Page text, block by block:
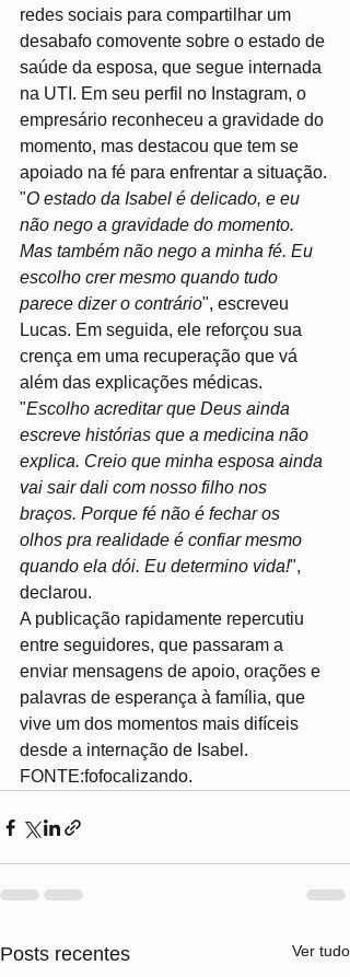
redes sociais para compartilhar um
desabafo comovente sobre o estado de
saúde da esposa, que segue internada
na UTI. Em seu perfil no Instagram, o
empresário reconheceu a gravidade do
momento, mas destacou que tem se
apoiado na fé para enfrentar a situação.
"O estado da Isabel é delicado, e eu
não nego a gravidade do momento.
Mas também não nego a minha fé. Eu
escolho crer mesmo quando tudo
parece dizer o contrário", escreveu
Lucas. Em seguida, ele reforçou sua
crença em uma recuperação que vá
além das explicações médicas.
"Escolho acreditar que Deus ainda
escreve histórias que a medicina não
explica. Creio que minha esposa ainda
vai sair dali com nosso filho nos
braços. Porque fé não é fechar os
olhos pra realidade é confiar mesmo
quando ela dói. Eu determino vida!",
declarou.
A publicação rapidamente repercutiu
entre seguidores, que passaram a
enviar mensagens de apoio, orações e
palavras de esperança à família, que
vive um dos momentos mais difíceis
desde a internação de Isabel.
FONTE:fofocalizando.
Posts recentes Ver tudo